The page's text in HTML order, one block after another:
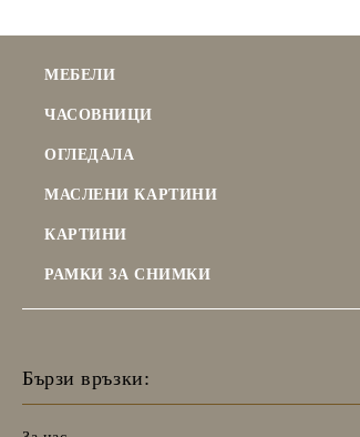
МЕБЕЛИ
ЧАСОВНИЦИ
ОГЛЕДАЛА
МАСЛЕНИ КАРТИНИ
КАРТИНИ
РАМКИ ЗА СНИМКИ
Бързи връзки: